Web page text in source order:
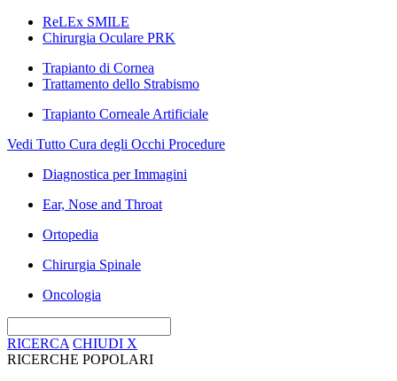
ReLEx SMILE
Chirurgia Oculare PRK
Trapianto di Cornea
Trattamento dello Strabismo
Trapianto Corneale Artificiale
Vedi Tutto Cura degli Occhi Procedure
Diagnostica per Immagini
Ear, Nose and Throat
Ortopedia
Chirurgia Spinale
Oncologia
RICERCA CHIUDI X
RICERCHE POPOLARI